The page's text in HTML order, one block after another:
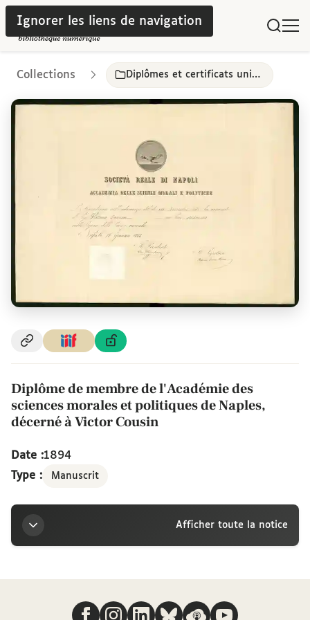
Ignorer les liens de navigation
Collections Diplômes et certificats universitaires
Diplôme de membre de l'Académie des
sciences morales et politiques de Naples,
décerné à Victor Cousin
Date :1894
Type :
Manuscrit
Afficher toute la notice
Titre
Diplôme de membre de l'Académie des sciences
Nous suivre